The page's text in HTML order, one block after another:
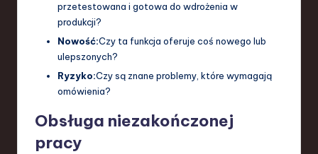
przetestowana i gotowa do wdrożenia w
produkcji?
Nowość:Czy ta funkcja oferuje coś nowego lub
ulepszonych?
Ryzyko:Czy są znane problemy, które wymagają
omówienia?
Obsługa niezakończonej
pracy